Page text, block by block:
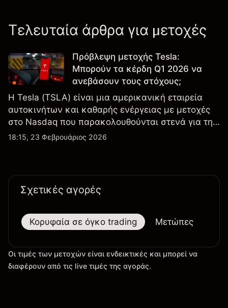
Τελευταία άρθρα για μετοχές
Πρόβλεψη μετοχής Tesla:
Μπορούν τα κέρδη Q1 2026 να
ανεβάσουν τους στόχους;
Η Tesla (TSLA) είναι μια αμερικανική εταιρεία
αυτοκινήτων και καθαρής ενέργειας με μετοχές
στο Nasdaq που παρακολουθούνται στενά για την
απόδοση κερδών, τα δεδομένα παραδόσεων και
18:15, 23 Φεβρουάριος 2026
Σχετικές αγορές
Κορυφαία σε όγκο trading Μετώπες
Οι τιμές των μετοχών είναι ενδεικτικές και μπορεί να
διαφέρουν από τις live τιμές της αγοράς.